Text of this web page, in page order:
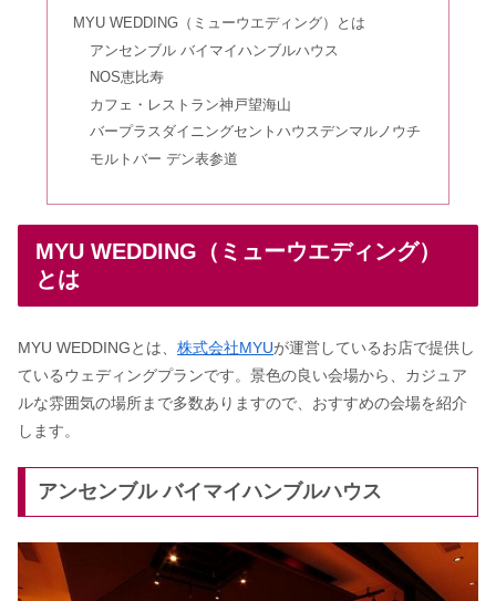
三木美術館内
札幌の結婚式場で安いランキング！お
すすめの人気会場6選
も人気な結婚式場って本当？
結婚式場の格付け！憧れの高級ホテル
ランキング【2024年版】
レストランウェディングを東京で！一
橿原神宮の結婚式の評判＆口コミは？
MYU WEDDING（ミューウエディング）とは
アンセンブル バイマイハンブルハウス
NOS恵比寿
カフェ・レストラン神戸望海山
バープラスダイニングセントハウスデンマルノウチ
モルトバー デン表参道
MYU WEDDING（ミューウエディング）
とは
MYU WEDDINGとは、 株式会社MYUが運営しているお店で提供し
ているウェディングプランです。景色の良い会場から、カジュア
ルな雰囲気の場所まで多数ありますので、おすすめの会場を紹介
します。
アンセンブル バイマイハンブルハウス